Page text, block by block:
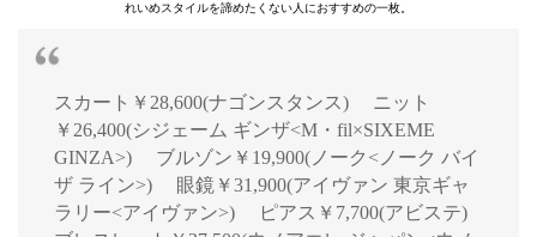
れいめスタイルを諦めたくない人におすすめの一枚。
スカート￥28,600(ナゴンスタンス) ニット
￥26,400(シジェーム ギンザ<M・fil×SIXEME
GINZA>) ブルゾン￥19,900(ノーク<ノーク バイ
ザ ライン>) 眼鏡￥31,900(アイヴァン 東京ギャ
ラリー<アイヴァン>) ピアス￥7,700(アビステ)